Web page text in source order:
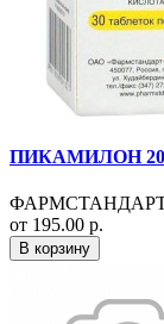
ПИКАМИЛОН
от 195.00 р.
В корзину